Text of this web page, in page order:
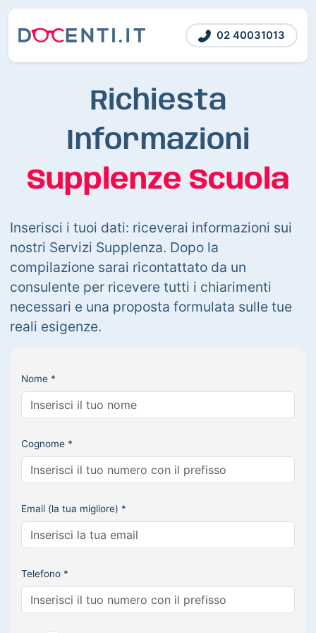
02 40031013
Richiesta
Informazioni
Supplenze Scuola
Inserisci i tuoi dati: riceverai informazioni sui
nostri Servizi Supplenza. Dopo la
compilazione sarai ricontattato da un
consulente per ricevere tutti i chiarimenti
necessari e una proposta formulata sulle tue
reali esigenze.
Nome *
Cognome *
Email (la tua migliore) *
Telefono *